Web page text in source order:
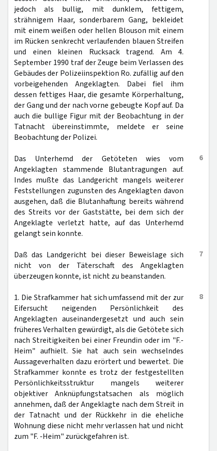
jedoch als bullig, mit dunklem, fettigem,
strähnigem Haar, sonderbarem Gang, bekleidet
mit einem weißen oder hellen Blouson mit einem
im Rücken senkrecht verlaufenden blauen Streifen
und einen kleinen Rucksack tragend. Am 4.
September 1990 traf der Zeuge beim Verlassen des
Gebäudes der Polizeiinspektion Ro. zufällig auf den
vorbeigehenden Angeklagten. Dabei fiel ihm
dessen fettiges Haar, die gesamte Körperhaltung,
der Gang und der nach vorne gebeugte Kopf auf. Da
auch die bullige Figur mit der Beobachtung in der
Tatnacht übereinstimmte, meldete er seine
Beobachtung der Polizei.
6
Das Unterhemd der Getöteten wies vom
Angeklagten stammende Blutantragungen auf.
Indes mußte das Landgericht mangels weiterer
Feststellungen zugunsten des Angeklagten davon
ausgehen, daß die Blutanhaftung bereits während
des Streits vor der Gaststätte, bei dem sich der
Angeklagte verletzt hatte, auf das Unterhemd
gelangt sein konnte.
7
Daß das Landgericht bei dieser Beweislage sich
nicht von der Täterschaft des Angeklagten
überzeugen konnte, ist nicht zu beanstanden.
8
1. Die Strafkammer hat sich umfassend mit der zur
Eifersucht neigenden Persönlichkeit des
Angeklagten auseinandergesetzt und auch sein
früheres Verhalten gewürdigt, als die Getötete sich
nach Streitigkeiten bei einer Freundin oder im "F.-
Heim" aufhielt. Sie hat auch sein wechselndes
Aussageverhalten dazu erörtert und bewertet. Die
Strafkammer konnte es trotz der festgestellten
Persönlichkeitsstruktur mangels weiterer
objektiver Anknüpfungstatsachen als möglich
annehmen, daß der Angeklagte nach dem Streit in
der Tatnacht und der Rückkehr in die eheliche
Wohnung diese nicht mehr verlassen hat und nicht
zum "F. -Heim" zurückgefahren ist.